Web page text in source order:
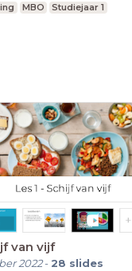
MBO Studiejaar 1
van vijf
2022- 28 slides